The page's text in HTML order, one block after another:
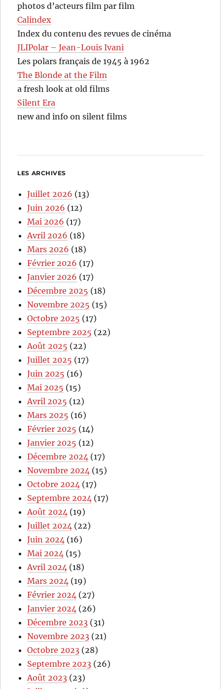
photos d’acteurs film par film
Calindex
Index du contenu des revues de cinéma
JLIPolar – Jean-Louis Ivani
Les polars français de 1945 à 1962
The Blonde at the Film
a fresh look at old films
Silent Era
new and info on silent films
LES ARCHIVES
Juillet 2026 (13)
Juin 2026 (12)
Mai 2026 (17)
Avril 2026 (18)
Mars 2026 (18)
Février 2026 (17)
Janvier 2026 (17)
Décembre 2025 (18)
Novembre 2025 (15)
Octobre 2025 (17)
Septembre 2025 (22)
Août 2025 (22)
Juillet 2025 (17)
Juin 2025 (16)
Mai 2025 (15)
Avril 2025 (12)
Mars 2025 (16)
Février 2025 (14)
Janvier 2025 (12)
Décembre 2024 (17)
Novembre 2024 (15)
Octobre 2024 (17)
Septembre 2024 (17)
Août 2024 (19)
Juillet 2024 (22)
Juin 2024 (16)
Mai 2024 (15)
Avril 2024 (18)
Mars 2024 (19)
Février 2024 (27)
Janvier 2024 (26)
Décembre 2023 (31)
Novembre 2023 (21)
Octobre 2023 (28)
Septembre 2023 (26)
Août 2023 (23)